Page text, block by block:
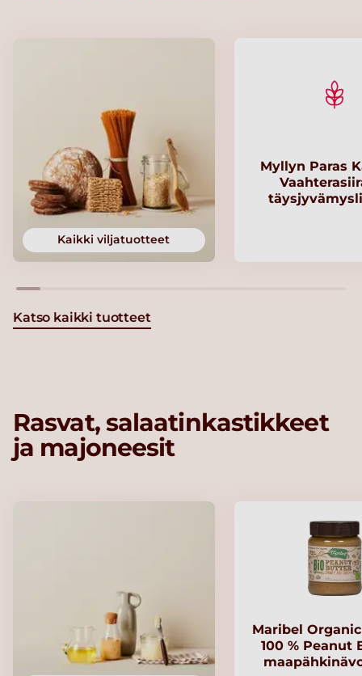
Kaikki viljatuotteet
Myllyn Paras
Katso kaikki tuotteet
Rasvat, salaatinkastikkeet
ja majoneesit
Maribel
100 % Peanut